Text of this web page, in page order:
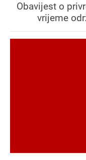
Obavijest o
vrijeme